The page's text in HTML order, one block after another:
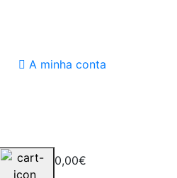
A minha conta
0,00€